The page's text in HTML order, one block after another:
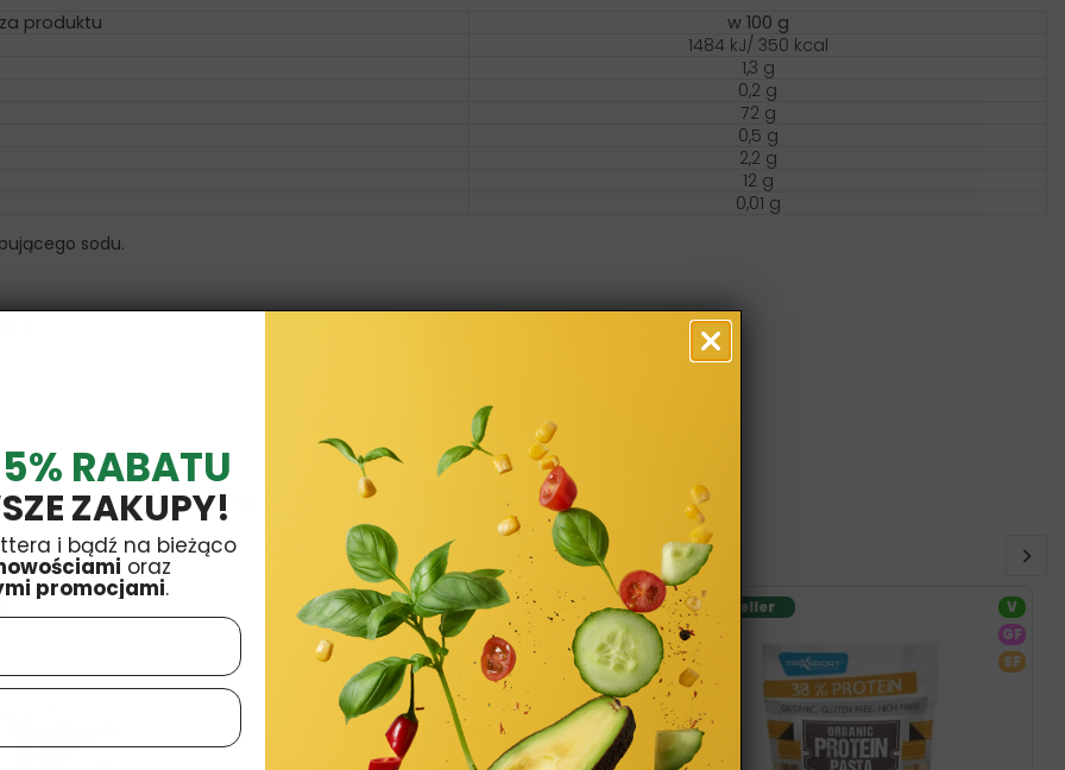
produktu
w 100 g
1484 kJ/ 350 kcal
1,3 g
0,2 g
72 g
0,5 g
2,2 g
12 g
0,01 g
sodu.
16 INNYCH PRODUKTÓW W TEJ SAMEJ KATEGORII:
Bestseller
V
GF
SF
RABATU
ZAKUPY!
i bądź na bieżąco
oraz
promocjami.